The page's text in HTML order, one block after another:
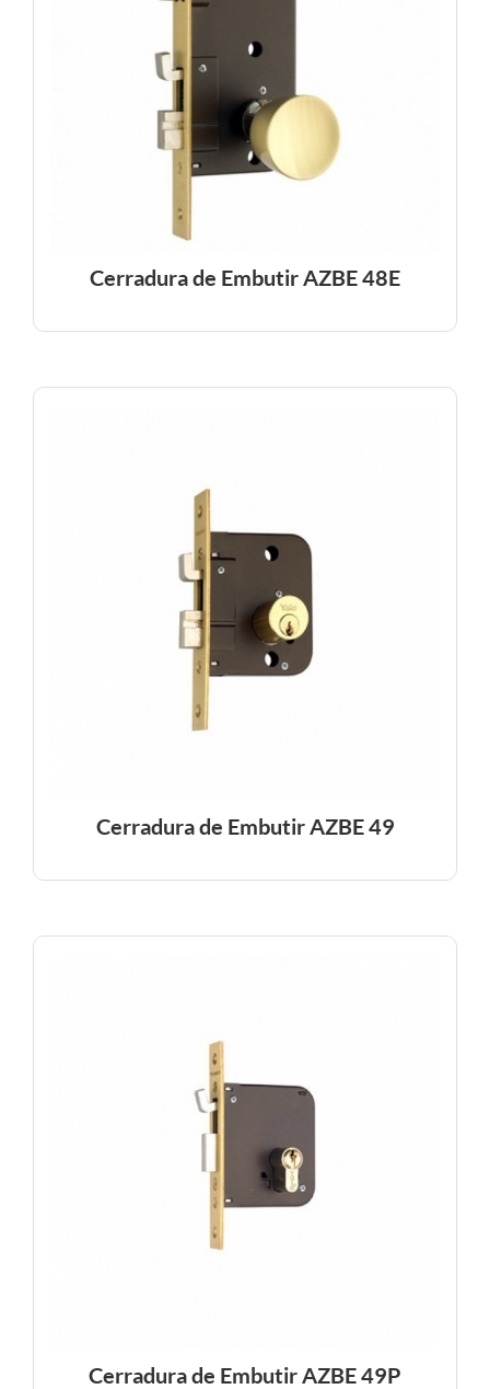
Cerradura de Embutir AZBE 48E
Cerradura de Embutir AZBE 49
Cerradura de Embutir AZBE 49P